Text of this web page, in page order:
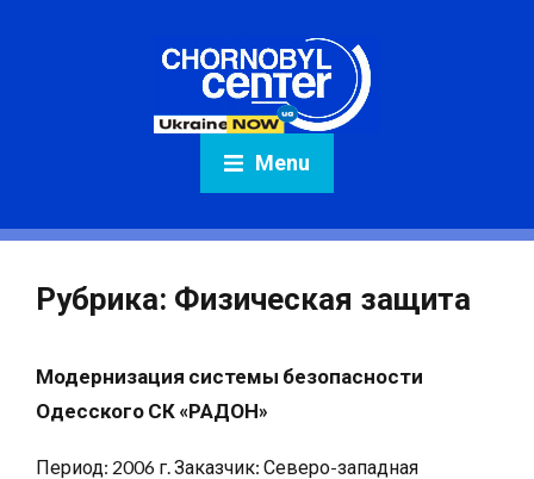
Menu
Рубрика: Физическая защита
Модернизация системы безопасности
Одесского СК «РАДОН»
Период: 2006 г. Заказчик: Северо-западная